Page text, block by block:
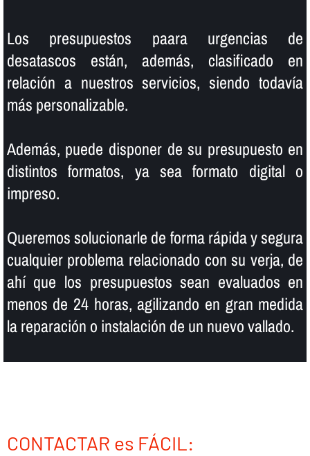
Los presupuestos paara urgencias de
desatascos están, además, clasificado en
relación a nuestros servicios, siendo todaví­a
más personalizable.
Además, puede disponer de su presupuesto en
distintos formatos, ya sea formato digital o
impreso.
Queremos solucionarle de forma rápida y segura
cualquier problema relacionado con su verja, de
ahí­ que los presupuestos sean evaluados en
menos de 24 horas, agilizando en gran medida
la reparación o instalación de un nuevo vallado.
CONTACTAR es FÁCIL: